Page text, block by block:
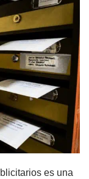
es una